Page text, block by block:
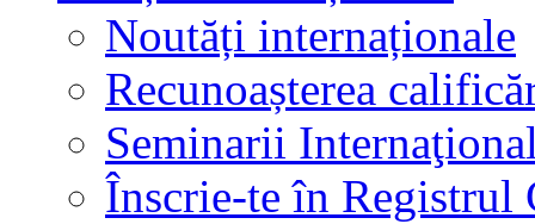
Noutăți internaționale
Recunoașterea
Seminarii
Înscrie-te în Registrul